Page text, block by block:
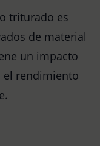
triturado es
de material
un impacto
el rendimiento